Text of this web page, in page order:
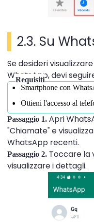
2.3. Su
Se desideri
WhatsApp, devi
Requisiti
Smartphone con
Ottieni l'accesso al
Passaggio 1. Apri
"Chiamate" e
WhatsApp recenti.
Passaggio 2. Toccare la
visualizzare i dettagli.